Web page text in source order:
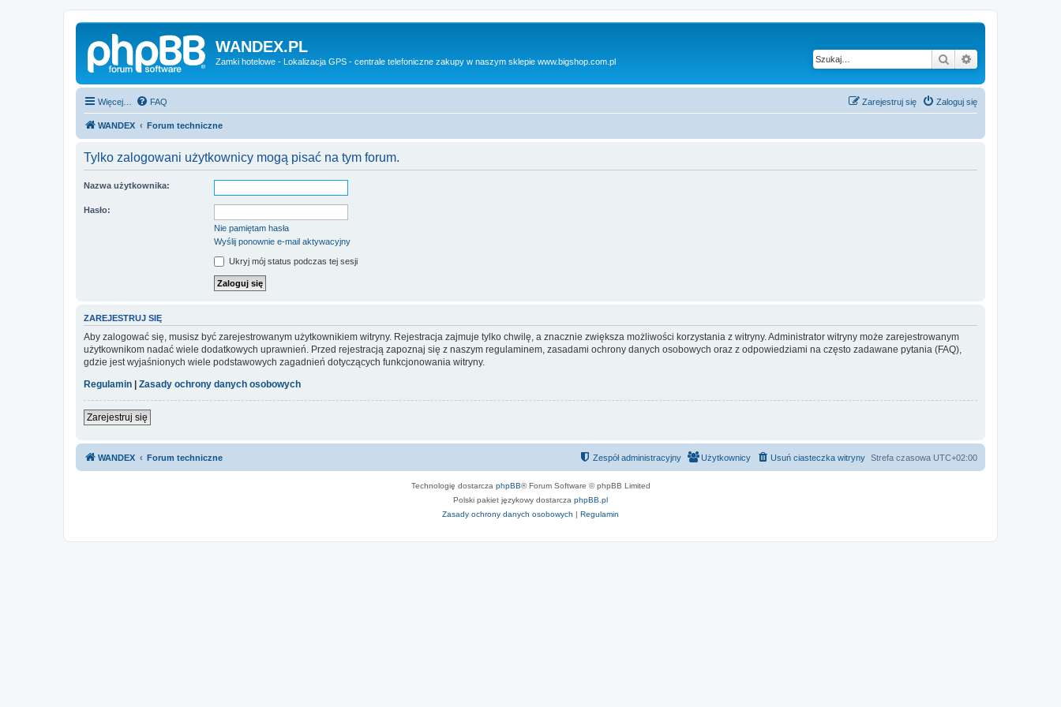
WANDEX.PL
Zamki hotelowe - Lokalizacja GPS - centrale telefoniczne zakupy w naszym sklepie www.bigshop.com.pl Szukaj
Więcej… FAQ Zaloguj się
Zarejestruj się
WANDEX Forum techniczne
Tylko zalogowani użytkownicy mogą pisać na tym forum.
Nazwa użytkownika:
Hasło:
Nie pamiętam hasła
Wyślij ponownie e-mail aktywacyjny
Ukryj mój status podczas tej sesji
ZAREJESTRUJ SIĘ
Aby zalogować się, musisz być zarejestrowanym użytkownikiem witryny. Rejestracja zajmuje tylko chwilę, a znacznie zwiększa możliwości korzystania z witryny. Administrator witryny może zarejestrowanym
użytkownikom nadać wiele dodatkowych uprawnień. Przed rejestracją zapoznaj się z naszym regulaminem, zasadami ochrony danych osobowych oraz z odpowiedziami na często zadawane pytania (FAQ),
gdzie jest wyjaśnionych wiele podstawowych zagadnień dotyczących funkcjonowania witryny.
Regulamin | Zasady ochrony danych osobowych
Zarejestruj się
WANDEX Forum techniczne Strefa czasowa UTC+02:00
Usuń ciasteczka witryny
Użytkownicy
Zespół administracyjny
Technologię dostarcza phpBB® Forum Software © phpBB Limited
Polski pakiet językowy dostarcza phpBB.pl
Zasady ochrony danych osobowych | Regulamin